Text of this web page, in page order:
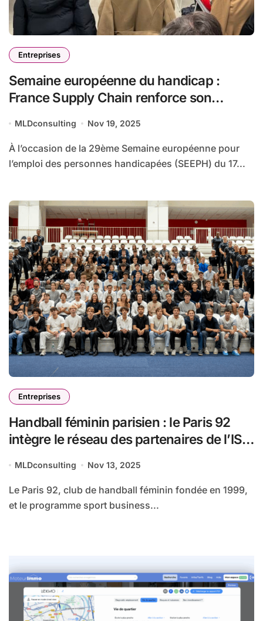
Entreprises
Semaine européenne du handicap :
France Supply Chain renforce son
handicap dans la Supply Chain
MLDconsulting Nov 19, 2025
À l’occasion de la 29ème Semaine européenne pour
l’emploi des personnes handicapées (SEEPH) du 17...
Entreprises
Handball féminin parisien : le Paris 92
intègre le réseau des partenaires de l’ISG
MLDconsulting Nov 13, 2025
Le Paris 92, club de handball féminin fondée en 1999,
et le programme sport business...